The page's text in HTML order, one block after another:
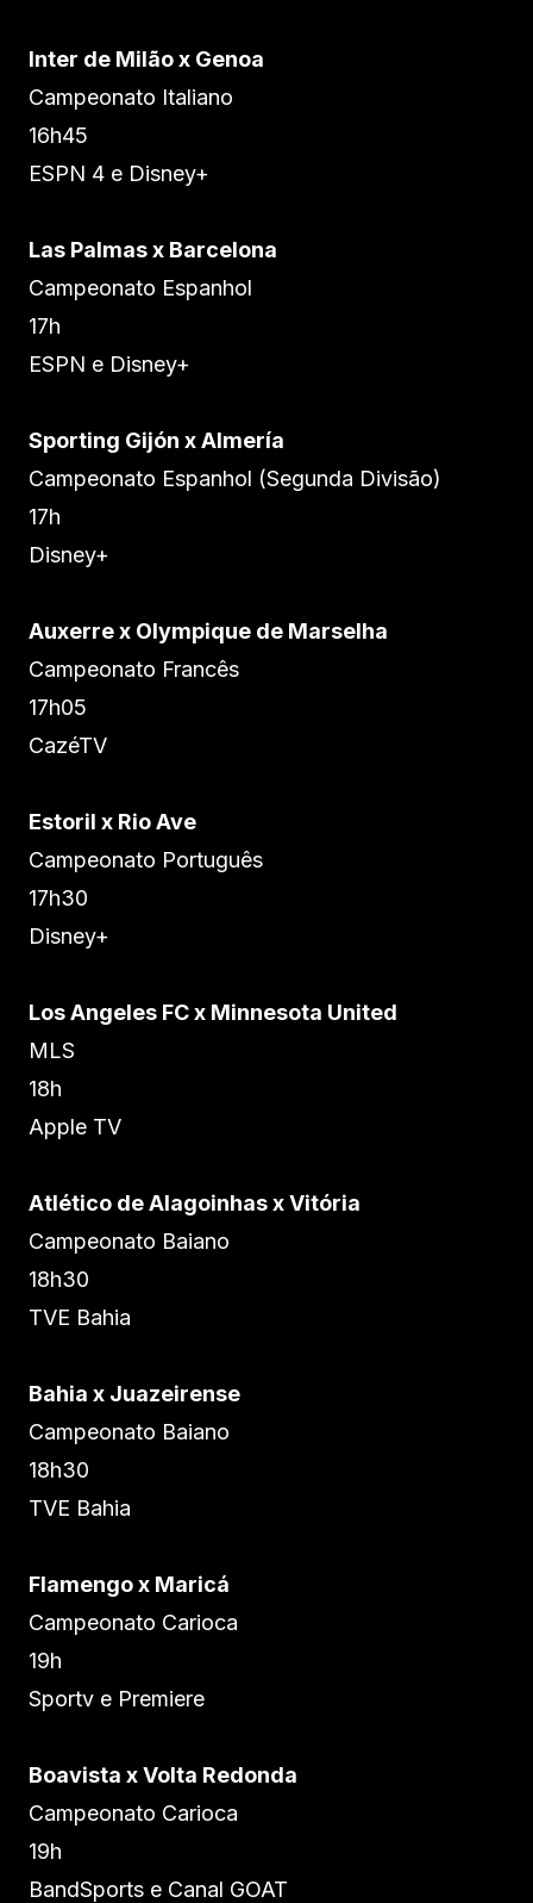
Inter de Milão x Genoa
Campeonato Italiano
16h45
ESPN 4 e Disney+
Las Palmas x Barcelona
Campeonato Espanhol
17h
ESPN e Disney+
Sporting Gijón x Almería
Campeonato Espanhol (Segunda Divisão)
17h
Disney+
Auxerre x Olympique de Marselha
Campeonato Francês
17h05
CazéTV
Estoril x Rio Ave
Campeonato Português
17h30
Disney+
Los Angeles FC x Minnesota United
MLS
18h
Apple TV
Atlético de Alagoinhas x Vitória
Campeonato Baiano
18h30
TVE Bahia
Bahia x Juazeirense
Campeonato Baiano
18h30
TVE Bahia
Flamengo x Maricá
Campeonato Carioca
19h
Sportv e Premiere
Boavista x Volta Redonda
Campeonato Carioca
19h
BandSports e Canal GOAT